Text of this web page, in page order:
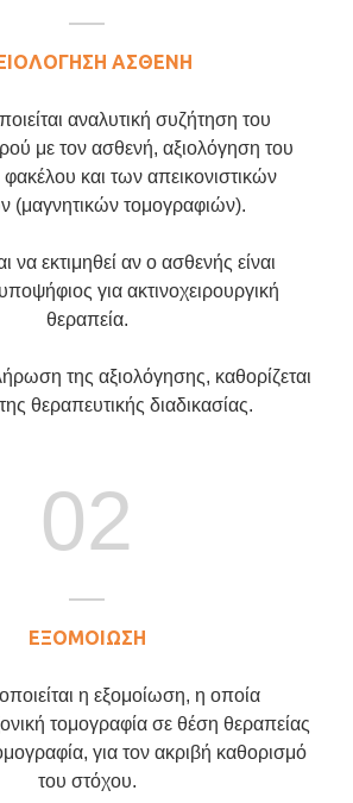
ΑΣΘΕΝΗ
αναλυτική συζήτηση του
με τον ασθενή, αξιολόγηση του
φακέλου και των απεικονιστικών
(μαγνητικών τομογραφιών).
να εκτιμηθεί αν ο ασθενής είναι
για ακτινοχειρουργική
θεραπεία.
της αξιολόγησης, καθορίζεται
θεραπευτικής διαδικασίας.
02
ΕΞΟΜΟΙΩΣΗ
η εξομοίωση, η οποία
τομογραφία σε θέση θεραπείας
για τον ακριβή καθορισμό
του στόχου.